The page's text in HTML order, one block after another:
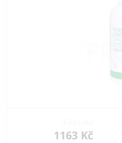
1163 Kč